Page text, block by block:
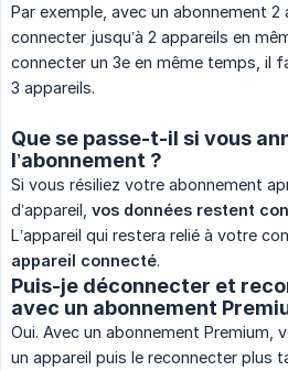
Par exemple, avec un abonnement
connecter jusqu’à 2 appareils en
connecter un 3e en même temps, il
3 appareils.
Que se passe-t-il si vous
l’abonnement ?
Si vous résiliez votre abonnement
d’appareil, vos données restent
L’appareil qui restera relié à votre
appareil connecté.
Puis-je déconnecter et
avec un abonnement
Oui. Avec un abonnement Premium,
un appareil puis le reconnecter plus